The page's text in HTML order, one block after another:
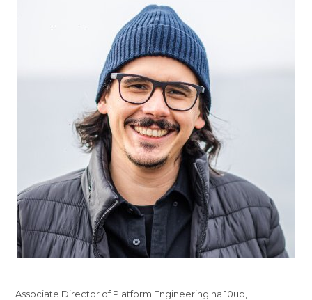
Associate Director of Platform Engineering na 10up,